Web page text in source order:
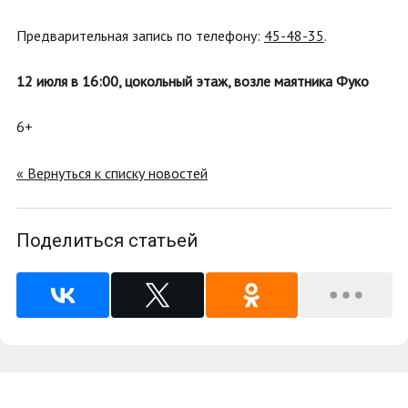
Предварительная запись по телефону: 45-48-35.
12 июля в 16:00, цокольный этаж, возле маятника Фуко
6+
« Вернуться к списку новостей
Поделиться статьей